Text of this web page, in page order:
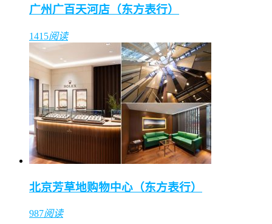
广州广百天河店（东方表行）
1415阅读
北京芳草地购物中心（东方表行）
987阅读